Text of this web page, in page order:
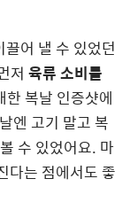
어 낼 수 있었던
저 육류 소비를
한 복날 인증샷에
엔 고기 말고 복
수 있었어요. 마
다는 점에서도 좋